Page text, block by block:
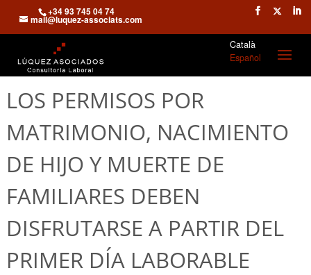
+34 93 745 04 74
mail@luquez-associats.com
Català
Español
LOS PERMISOS POR
MATRIMONIO, NACIMIENTO
DE HIJO Y MUERTE DE
FAMILIARES DEBEN
DISFRUTARSE A PARTIR DEL
PRIMER DÍA LABORABLE